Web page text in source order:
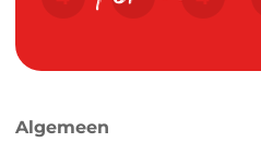
Algemeen